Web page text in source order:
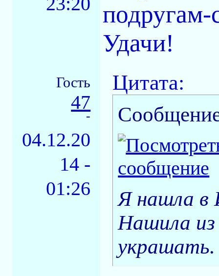
подругам-
Удачи!
Гость
47
-
04.12.20
14 -
01:26
Цитата:
Я нашла в
Нашила из